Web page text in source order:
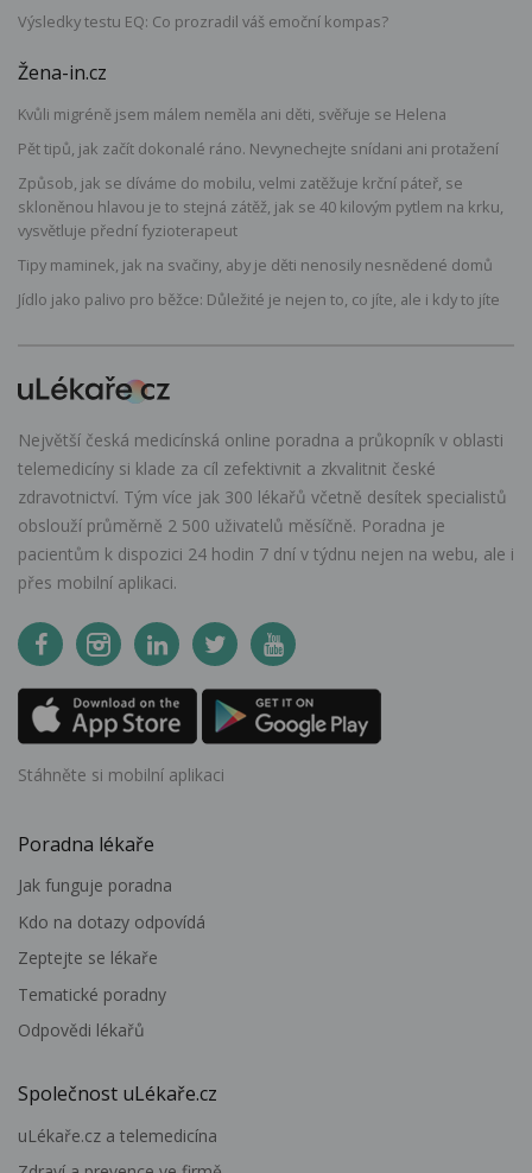
Výsledky testu EQ: Co prozradil váš emoční kompas?
Žena-in.cz
Kvůli migréně jsem málem neměla ani děti, svěřuje se Helena
Pět tipů, jak začít dokonalé ráno. Nevynechejte snídani ani protažení
Způsob, jak se díváme do mobilu, velmi zatěžuje krční páteř, se
skloněnou hlavou je to stejná zátěž, jak se 40 kilovým pytlem na krku,
vysvětluje přední fyzioterapeut
Tipy maminek, jak na svačiny, aby je děti nenosily nesnědené domů
Jídlo jako palivo pro běžce: Důležité je nejen to, co jíte, ale i kdy to jíte
Největší česká medicínská online poradna a průkopník v oblasti
telemedicíny si klade za cíl zefektivnit a zkvalitnit české
zdravotnictví. Tým více jak 300 lékařů včetně desítek specialistů
obslouží průměrně 2 500 uživatelů měsíčně. Poradna je
pacientům k dispozici 24 hodin 7 dní v týdnu nejen na webu, ale i
přes mobilní aplikaci.
Stáhněte si mobilní aplikaci
Poradna lékaře
Jak funguje poradna
Kdo na dotazy odpovídá
Zeptejte se lékaře
Tematické poradny
Odpovědi lékařů
Společnost uLékaře.cz
uLékaře.cz a telemedicína